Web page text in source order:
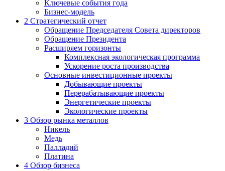
Ключевые события года
Бизнес-модель
2 Стратегический отчет
Обращение Председателя Совета директоров
Обращение Президента
Расширяем горизонты
Комплексная экологическая программа
Ускорение роста производства
Основные инвестиционные проекты
Добывающие проекты
Перерабатывающие проекты
Энергетические проекты
Экологические проекты
3 Обзор рынка металлов
Никель
Медь
Палладий
Платина
4 Обзор бизнеса